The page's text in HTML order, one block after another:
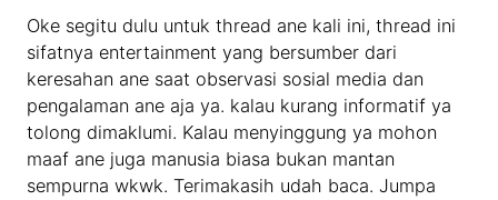
Oke segitu dulu untuk thread ane kali ini, thread ini
sifatnya entertainment yang bersumber dari
keresahan ane saat observasi sosial media dan
pengalaman ane aja ya. kalau kurang informatif ya
tolong dimaklumi. Kalau menyinggung ya mohon
maaf ane juga manusia biasa bukan mantan
sempurna wkwk. Terimakasih udah baca. Jumpa